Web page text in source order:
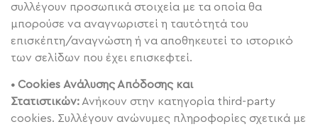
συλλέγουν προσωπικά στοιχεία με τα οποία θα
μπορούσε να αναγνωριστεί η ταυτότητά του
επισκέπτη/αναγνώστη ή να αποθηκευτεί το ιστορικό
των σελίδων που έχει επισκεφτεί.
• Cookies Ανάλυσης Απόδοσης και
Στατιστικών:Ανήκουν στην κατηγορία third-party
cookies. Συλλέγουν ανώνυμες πληροφορίες σχετικά με